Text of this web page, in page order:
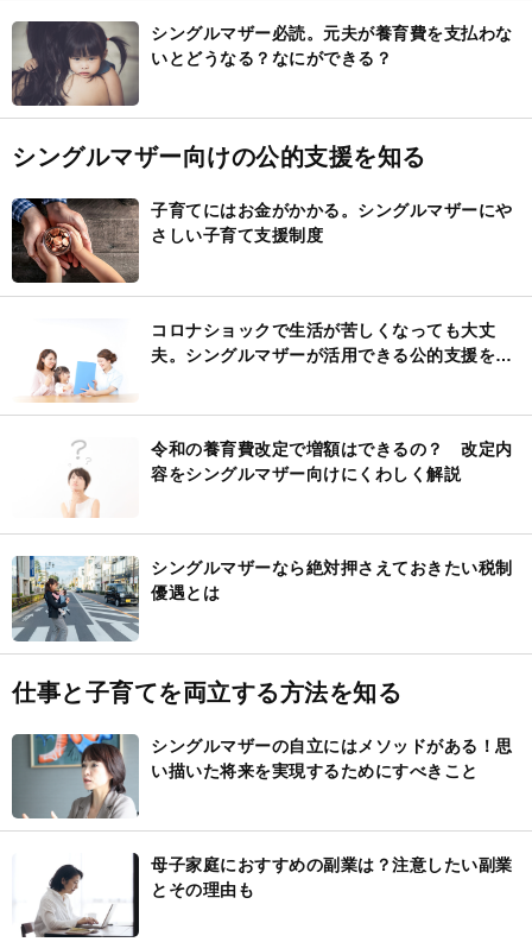
シングルマザー必読。元夫が養育費を支払わな
いとどうなる？なにができる？
シングルマザー向けの公的支援を知る
子育てにはお金がかかる。シングルマザーにや
さしい子育て支援制度
コロナショックで生活が苦しくなっても大丈
夫。シングルマザーが活用できる公的支援を紹
令和の養育費改定で増額はできるの？ 改定内
容をシングルマザー向けにくわしく解説
シングルマザーなら絶対押さえておきたい税制
優遇とは
仕事と子育てを両立する方法を知る
シングルマザーの自立にはメソッドがある！思
い描いた将来を実現するためにすべきこと
母子家庭におすすめの副業は？注意したい副業
とその理由も